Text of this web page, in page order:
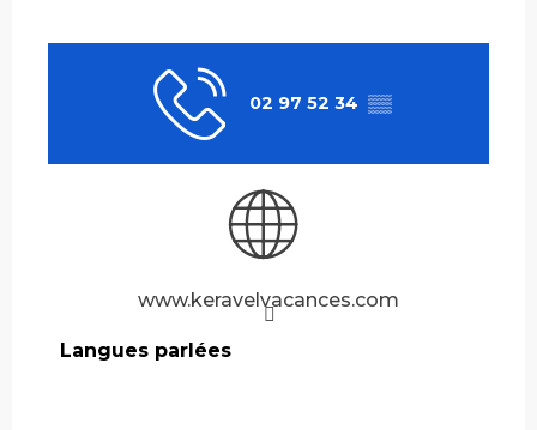
02 97 52 34 ▒▒
www.keravelvacances.com
Langues parlées
Langues parlées